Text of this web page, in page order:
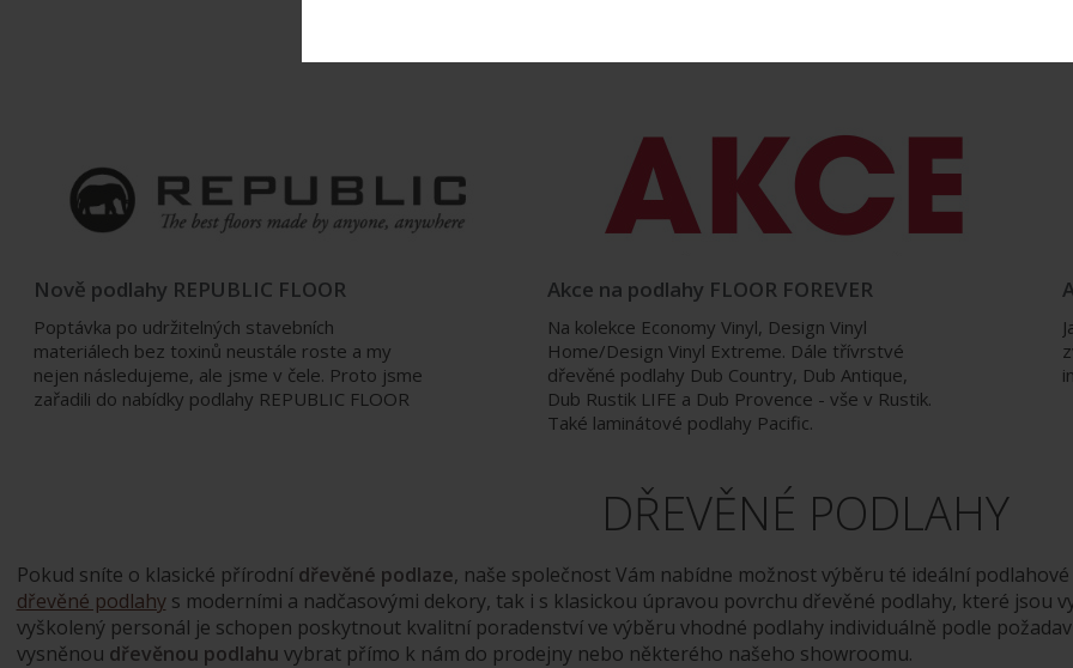
Nově podlahy REPUBLIC FLOOR
Poptávka po udržitelných stavebních
materiálech bez toxinů neustále roste a my
nejen následujeme, ale jsme v čele. Proto jsme
zařadili do nabídky podlahy REPUBLIC FLOOR
Akce na podlahy FLOOR FOREVER
Na kolekce Economy Vinyl, Design Vinyl
Home/Design Vinyl Extreme. Dále třívrstvé
dřevěné podlahy Dub Country, Dub Antique,
Dub Rustik LIFE a Dub Provence - vše v Rustik.
Také laminátové podlahy Pacific.
DŘEVĚNÉ PODLAHY
Pokud sníte o klasické přírodní dřevěné podlaze, naše společnost Vám nabídne možnost výběru té ideální
dřevěné podlahys moderními a nadčasovými dekory, tak i s klasickou úpravou povrchu dřevěné podlahy, které jsou
vyškolený personál je schopen poskytnout kvalitní poradenství ve výběru vhodné podlahy individuálně podle
vysněnou dřevěnou podlahu vybrat přímo k nám do prodejny nebo některého našeho showroomu.